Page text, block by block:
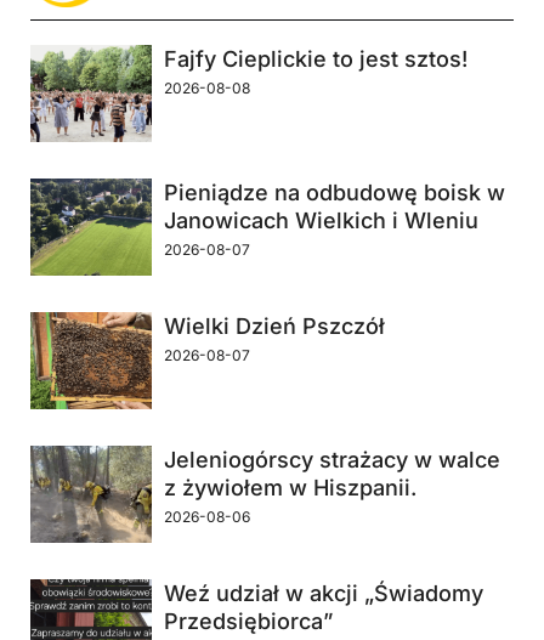
Fajfy Cieplickie to jest sztos!
2026-08-08
Pieniądze na odbudowę boisk w
Janowicach Wielkich i Wleniu
2026-08-07
Wielki Dzień Pszczół
2026-08-07
Jeleniogórscy strażacy w walce
z żywiołem w Hiszpanii.
2026-08-06
Weź udział w akcji „Świadomy
Przedsiębiorca”